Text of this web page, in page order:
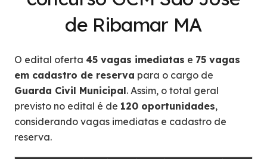
de Ribamar MA
O edital oferta 45 vagas imediatas e 75 vagas
em cadastro de reserva para o cargo de
Guarda Civil Municipal. Assim, o total geral
previsto no edital é de 120 oportunidades,
considerando vagas imediatas e cadastro de
reserva.